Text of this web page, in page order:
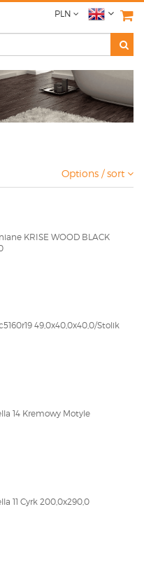
PLN
Options / sort
KRISE WOOD BLACK
49,0x40,0x40,0/Stolik
14 Kremowy Motyle
11 Cyrk 200,0x290,0